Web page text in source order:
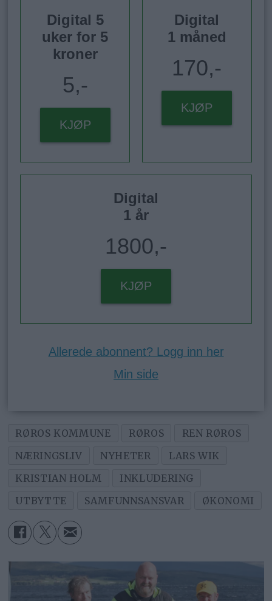
Digital 5
uker for 5
kroner
5,-
KJØP
Digital
1 måned
170,-
KJØP
Digital
1 år
1800,-
KJØP
Allerede abonnent? Logg inn her
Min side
RØROS KOMMUNE RØROS
REN RØROS
NÆRINGSLIV
NYHETER
LARS WIK
KRISTIAN HOLM
INKLUDERING
UTBYTTE
SAMFUNNSANSVAR ØKONOMI